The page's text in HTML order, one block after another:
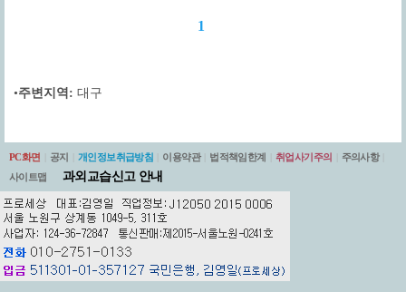
1
•주변지역: 대구
PC화면 공지 개인정보취급방침 이용약관 법적책임한계 취업사기주의 주의사항
사이트맵
과외교습신고 안내